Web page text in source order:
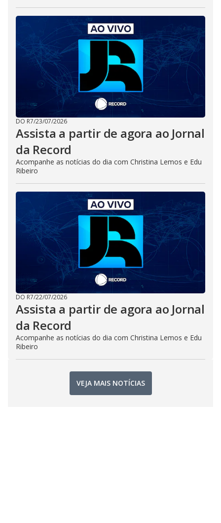
DO R7/23/07/2026
Assista a partir de agora ao Jornal
da Record
Acompanhe as notícias do dia com Christina Lemos e Edu
Ribeiro
DO R7/22/07/2026
Assista a partir de agora ao Jornal
da Record
Acompanhe as notícias do dia com Christina Lemos e Edu
Ribeiro
VEJA MAIS NOTÍCIAS